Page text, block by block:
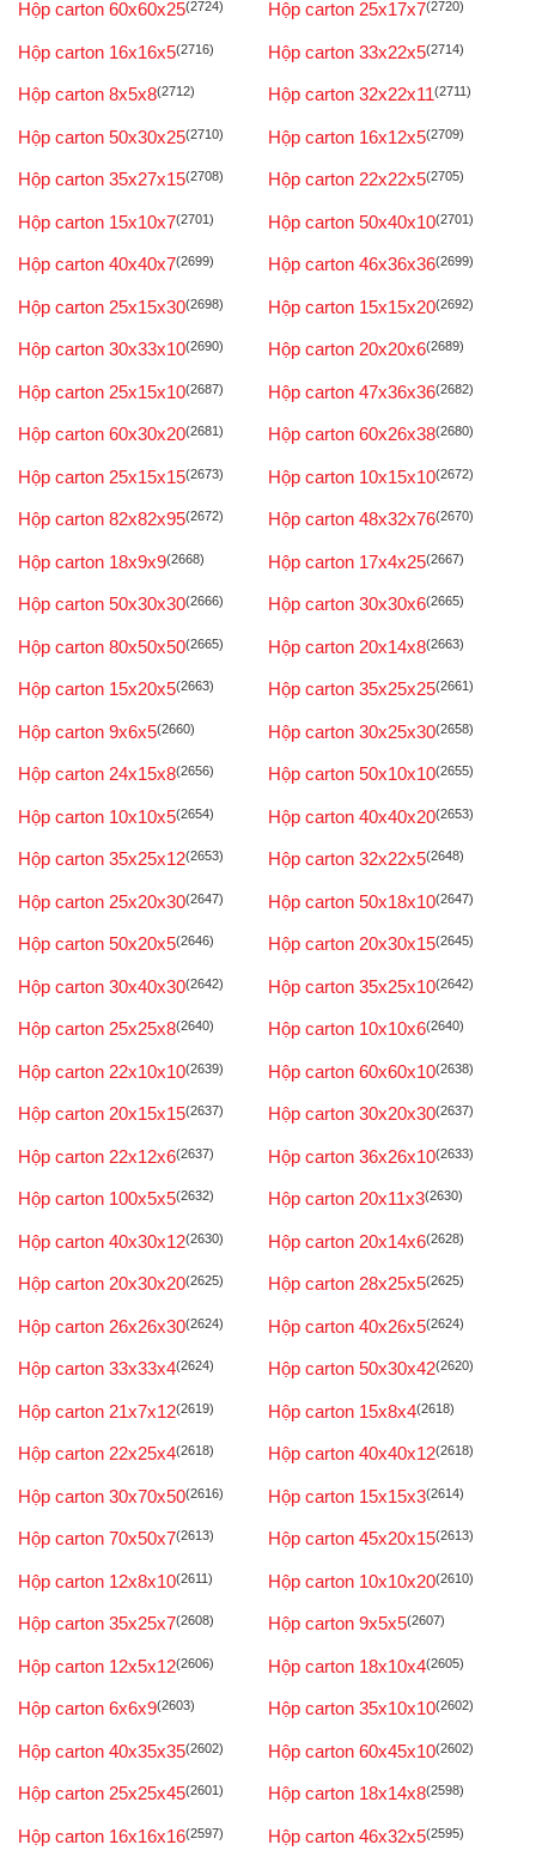
Hộp carton 60x60x25(2724) Hộp carton 25x17x7(2720)
Hộp carton 16x16x5(2716) Hộp carton 33x22x5(2714)
Hộp carton 8x5x8(2712) Hộp carton 32x22x11(2711)
Hộp carton 50x30x25(2710) Hộp carton 16x12x5(2709)
Hộp carton 35x27x15(2708) Hộp carton 22x22x5(2705)
Hộp carton 15x10x7(2701) Hộp carton 50x40x10(2701)
Hộp carton 40x40x7(2699) Hộp carton 46x36x36(2699)
Hộp carton 25x15x30(2698) Hộp carton 15x15x20(2692)
Hộp carton 30x33x10(2690) Hộp carton 20x20x6(2689)
Hộp carton 25x15x10(2687) Hộp carton 47x36x36(2682)
Hộp carton 60x30x20(2681) Hộp carton 60x26x38(2680)
Hộp carton 25x15x15(2673) Hộp carton 10x15x10(2672)
Hộp carton 82x82x95(2672) Hộp carton 48x32x76(2670)
Hộp carton 18x9x9(2668) Hộp carton 17x4x25(2667)
Hộp carton 50x30x30(2666) Hộp carton 30x30x6(2665)
Hộp carton 80x50x50(2665) Hộp carton 20x14x8(2663)
Hộp carton 15x20x5(2663) Hộp carton 35x25x25(2661)
Hộp carton 9x6x5(2660) Hộp carton 30x25x30(2658)
Hộp carton 24x15x8(2656) Hộp carton 50x10x10(2655)
Hộp carton 10x10x5(2654) Hộp carton 40x40x20(2653)
Hộp carton 35x25x12(2653) Hộp carton 32x22x5(2648)
Hộp carton 25x20x30(2647) Hộp carton 50x18x10(2647)
Hộp carton 50x20x5(2646) Hộp carton 20x30x15(2645)
Hộp carton 30x40x30(2642) Hộp carton 35x25x10(2642)
Hộp carton 25x25x8(2640) Hộp carton 10x10x6(2640)
Hộp carton 22x10x10(2639) Hộp carton 60x60x10(2638)
Hộp carton 20x15x15(2637) Hộp carton 30x20x30(2637)
Hộp carton 22x12x6(2637) Hộp carton 36x26x10(2633)
Hộp carton 100x5x5(2632) Hộp carton 20x11x3(2630)
Hộp carton 40x30x12(2630) Hộp carton 20x14x6(2628)
Hộp carton 20x30x20(2625) Hộp carton 28x25x5(2625)
Hộp carton 26x26x30(2624) Hộp carton 40x26x5(2624)
Hộp carton 33x33x4(2624) Hộp carton 50x30x42(2620)
Hộp carton 21x7x12(2619) Hộp carton 15x8x4(2618)
Hộp carton 22x25x4(2618) Hộp carton 40x40x12(2618)
Hộp carton 30x70x50(2616) Hộp carton 15x15x3(2614)
Hộp carton 70x50x7(2613) Hộp carton 45x20x15(2613)
Hộp carton 12x8x10(2611) Hộp carton 10x10x20(2610)
Hộp carton 35x25x7(2608) Hộp carton 9x5x5(2607)
Hộp carton 12x5x12(2606) Hộp carton 18x10x4(2605)
Hộp carton 6x6x9(2603) Hộp carton 35x10x10(2602)
Hộp carton 40x35x35(2602) Hộp carton 60x45x10(2602)
Hộp carton 25x25x45(2601) Hộp carton 18x14x8(2598)
Hộp carton 16x16x16(2597) Hộp carton 46x32x5(2595)